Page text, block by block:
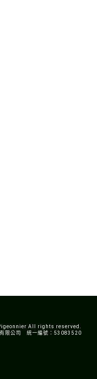
All rights reserved.
有限公司 統一編號：53083520